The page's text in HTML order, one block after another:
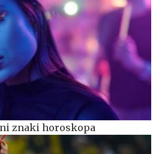
znaki horoskopa